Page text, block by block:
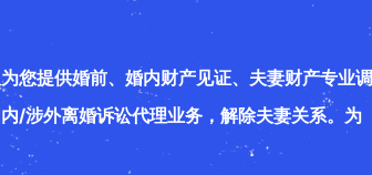
您提供婚前、婚内财产见证、夫妻财产专业调
/涉外离婚诉讼代理业务，解除夫妻关系。为